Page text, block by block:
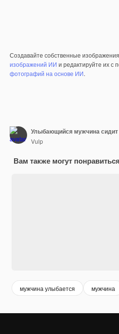
Создавайте собственные
изображений ИИ и редактируйте их с
фотографий на основе ИИ.
Vulp
Вам также могут
мужчина улыбается мужчина